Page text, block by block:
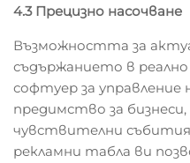
4.3 Прецизно насочване
Възможността за
съдържанието в
софтуер за управление
предимство за
чувствителни събития
рекламни табла ви